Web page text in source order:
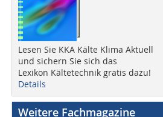
Lesen Sie KKA Kälte Klima Aktuell
und sichern Sie sich das
Lexikon Kältetechnik gratis dazu!
Details
Weitere Fachmagazine